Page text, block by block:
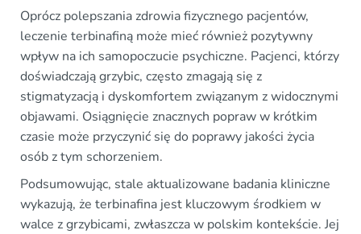
Oprócz polepszania zdrowia fizycznego pacjentów,
leczenie terbinafiną może mieć również pozytywny
wpływ na ich samopoczucie psychiczne. Pacjenci, którzy
doświadczają grzybic, często zmagają się z
stigmatyzacją i dyskomfortem związanym z widocznymi
objawami. Osiągnięcie znacznych popraw w krótkim
czasie może przyczynić się do poprawy jakości życia
osób z tym schorzeniem.
Podsumowując, stale aktualizowane badania kliniczne
wykazują, że terbinafina jest kluczowym środkiem w
walce z grzybicami, zwłaszcza w polskim kontekście. Jej